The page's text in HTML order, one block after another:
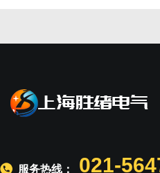
服务热线： 021-